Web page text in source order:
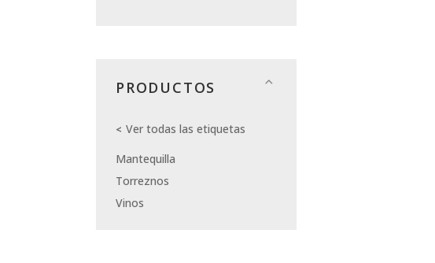
PRODUCTOS
Ver todas las etiquetas
Mantequilla
Torreznos
Vinos